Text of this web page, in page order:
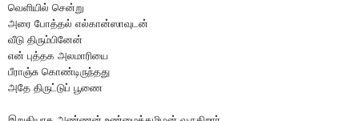
வெளியில் சென்று
அரை போத்தல் எல்கான்ஸாவுடன்
வீடு திரும்பினேன்
என் புத்தக அலமாரியை
பீராஞ்சு கொண்டிருந்தது
அதே திருட்டுப் பூணை